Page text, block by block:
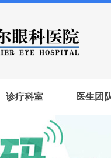
诊疗科室 医生团